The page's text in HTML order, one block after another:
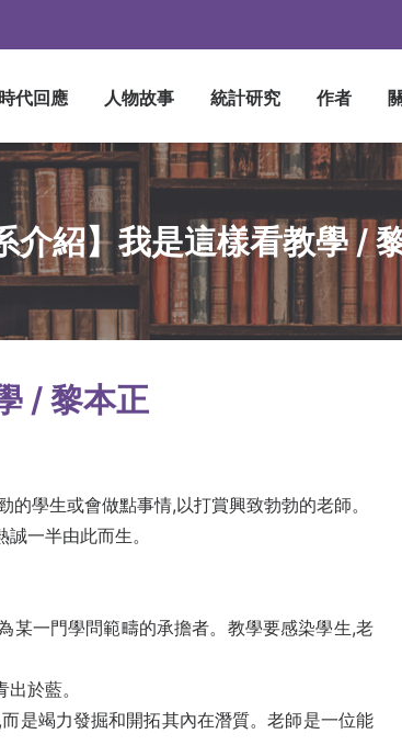
時代回應 人物故事 統計研究 作者
介紹】我是這樣看教學 /
/ 黎本正
學生或會做點事情,以打賞興致勃勃的老師。
一半由此而生。
某一門學問範疇的承擔者。教學要感染學生,老
於藍。
是竭力發掘和開拓其內在潛質。老師是一位能